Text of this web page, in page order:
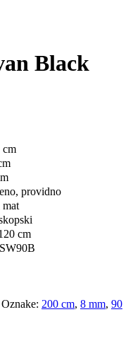
Black
cm
providno
mat
cm
Oznake: 200 cm, 8 mm, 90